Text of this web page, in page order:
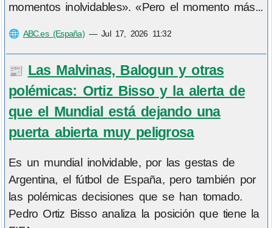
momentos inolvidables». «Pero el momento más...
🌐 ABC.es (España)—Jul 17, 2026 11:32
📰 Las Malvinas, Balogun y otras
polémicas: Ortiz Bisso y la alerta de
que el Mundial está dejando una
puerta abierta muy peligrosa
Es un mundial inolvidable, por las gestas de
Argentina, el fútbol de España, pero también por
las polémicas decisiones que se han tomado.
Pedro Ortiz Bisso analiza la posición que tiene la